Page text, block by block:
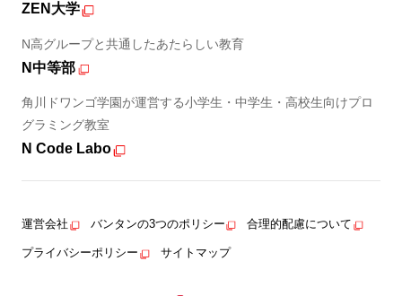
ZEN大学
N高グループと共通したあたらしい教育
N中等部
角川ドワンゴ学園が運営する小学生・中学生・高校生向けプロ
グラミング教室
N Code Labo
運営会社 バンタンの3つのポリシー 合理的配慮について
プライバシーポリシー サイトマップ